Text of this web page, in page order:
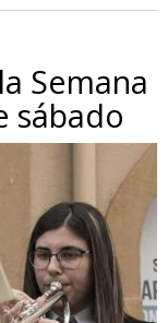
Semana
sábado